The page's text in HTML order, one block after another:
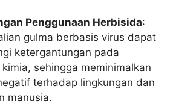
Penggunaan Herbisida:
gulma berbasis virus dapat
ketergantungan pada
sehingga meminimalkan
terhadap lingkungan dan
manusia.